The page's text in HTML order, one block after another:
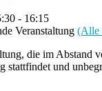
- 16:15
Veranstaltung (Alle
die im Abstand
stattfindet und